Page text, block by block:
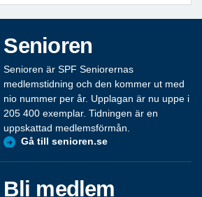
Senioren
Senioren är SPF Seniorernas
medlemstidning och den kommer ut med
nio nummer per år. Upplagan är nu uppe i
205 400 exemplar. Tidningen är en
uppskattad medlemsförmån.
Gå till senioren.se
Bli medlem